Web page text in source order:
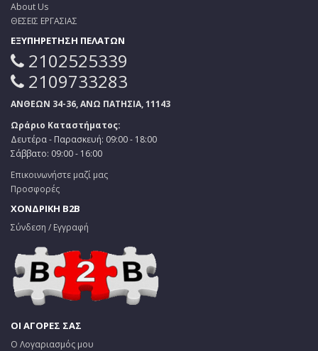
About Us
ΘΕΣΕΙΣ ΕΡΓΑΣΙΑΣ
ΕΞΥΠΗΡΕΤΗΣΗ ΠΕΛΑΤΩΝ
2102525339
2109733283
ΑΝΘΕΩΝ 34-36, ΑΝΩ ΠΑΤΗΣΙΑ, 11143
Ωράριο Καταστήματος:
Δευτέρα - Παρασκευή: 09:00 - 18:00
Σάββατο: 09:00 - 16:00
Επικοινωνήστε μαζί μας
Προσφορές
ΧΟΝΔΡΙΚΗ B2B
Σύνδεση / Εγγραφή
ΟΙ ΑΓΟΡΕΣ ΣΑΣ
Ο Λογαριασμός μου